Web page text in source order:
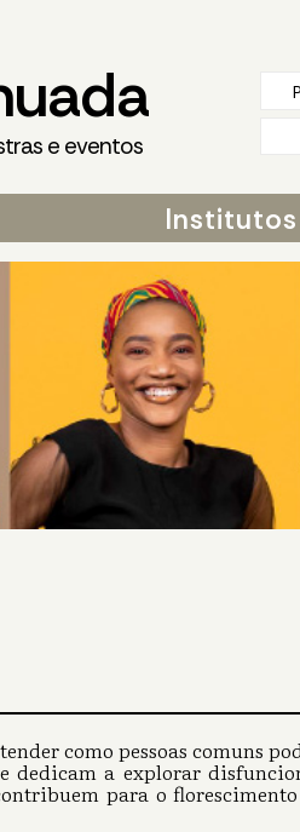
e eventos
como pessoas comuns
dedicam a explorar
para o